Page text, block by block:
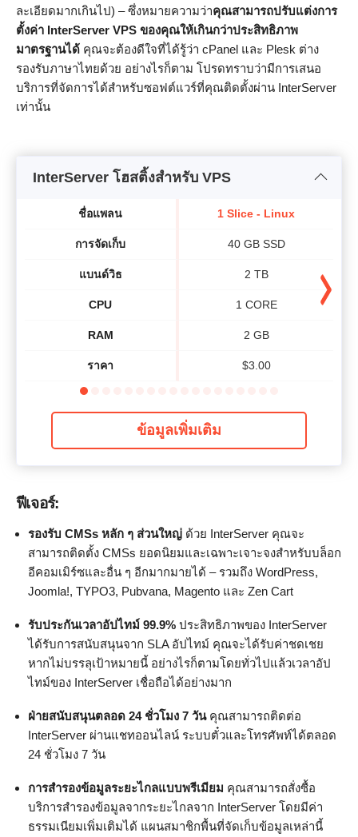
ละเอียดมากเกินไป) – ซึ่งหมายความว่าคุณสามารถปรับแต่งการ
ตั้งค่า InterServer VPS ของคุณให้เกินกว่าประสิทธิภาพ
มาตรฐานได้ คุณจะต้องดีใจที่ได้รู้ว่า cPanel และ Plesk ต่าง
รองรับภาษาไทยด้วย อย่างไรก็ตาม โปรดทราบว่ามีการเสนอ
บริการที่จัดการได้สำหรับซอฟต์แวร์ที่คุณติดตั้งผ่าน InterServer
เท่านั้น
InterServer โฮสติ้งสำหรับ VPS
ชื่อแพลน
การจัดเก็บ
แบนด์วิธ​
CPU
RAM
ราคา
1 Slice - Linux
40 GB SSD
2 TB
1 CORE
2 GB
$3.00
ข้อมูลเพิ่มเติม
ฟีเจอร์:
รองรับ CMSs หลัก ๆ ส่วนใหญ่ ด้วย InterServer คุณจะ
สามารถติดตั้ง CMSs ยอดนิยมและเฉพาะเจาะจงสำหรับบล็อก
อีคอมเมิร์ซและอื่น ๆ อีกมากมายได้ – รวมถึง WordPress,
Joomla!, TYPO3, Pubvana, Magento และ Zen Cart
รับประกันเวลาอัปไทม์ 99.9% ประสิทธิภาพของ InterServer
ได้รับการสนับสนุนจาก SLA อัปไทม์ คุณจะได้รับค่าชดเชย
หากไม่บรรลุเป้าหมายนี้ อย่างไรก็ตามโดยทั่วไปแล้วเวลาอัป
ไทม์ของ InterServer เชื่อถือได้อย่างมาก
ฝ่ายสนับสนุนตลอด 24 ชั่วโมง 7 วันคุณสามารถติดต่อ
InterServer ผ่านแชทออนไลน์ ระบบตั๋วและโทรศัพท์ได้ตลอด
24 ชั่วโมง 7 วัน
การสำรองข้อมูลระยะไกลแบบพรีเมียม คุณสามารถสั่งซื้อ
บริการสำรองข้อมูลจากระยะไกลจาก InterServer โดยมีค่า
ธรรมเนียมเพิ่มเติมได้ แผนสมาชิกพื้นที่จัดเก็บข้อมูลเหล่านี้